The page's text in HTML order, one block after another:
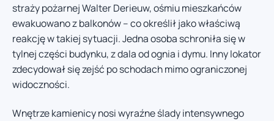
straży pożarnej Walter Derieuw, ośmiu mieszkańców
ewakuowano z balkonów – co określił jako właściwą
reakcję w takiej sytuacji. Jedna osoba schroniła się w
tylnej części budynku, z dala od ognia i dymu. Inny lokator
zdecydował się zejść po schodach mimo ograniczonej
widoczności.
Wnętrze kamienicy nosi wyraźne ślady intensywnego